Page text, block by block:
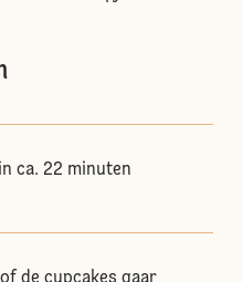
ca. 22 minuten